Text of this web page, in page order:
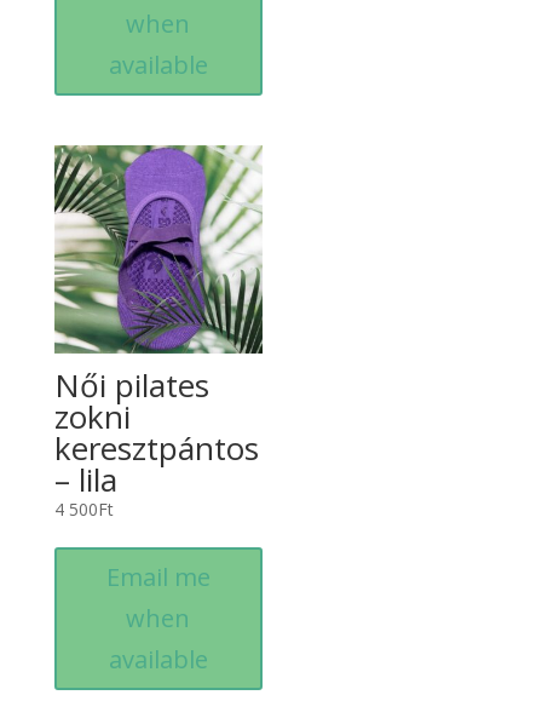
when
available
Női pilates
zokni
keresztpántos
– lila
4 500Ft
Email me
when
available